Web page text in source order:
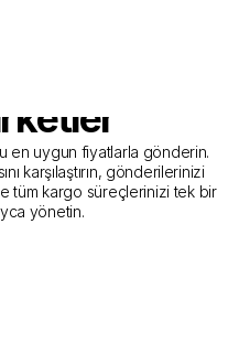
Kargo
Sunan
en uygun fiyatlarla gönderin.
karşılaştırın, gönderilerinizi
tüm kargo süreçlerinizi tek bir
yönetin.